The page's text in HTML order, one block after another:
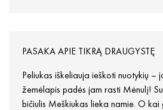
PASAKA APIE TIKRĄ DRAUGYSTĘ
Peliukas iškeliauja ieškoti nuotykių –
žemėlapis padės jam rasti Mėnulį!
bičiulis Meškiukas lieka namie. O kai